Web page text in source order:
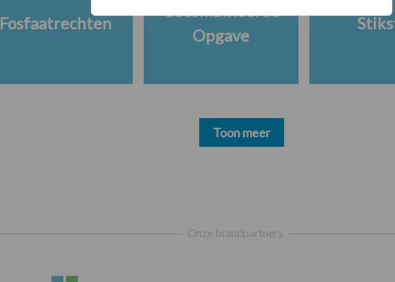
Fosfaatrechten
Gecombineerde
Opgave
Toon meer
Onze brandpartners